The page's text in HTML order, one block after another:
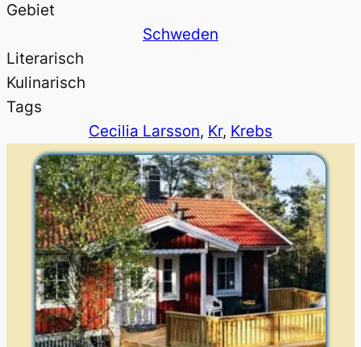
Gebiet
Schweden
Literarisch
Kulinarisch
Tags
Cecilia Larsson, Kr, Krebs